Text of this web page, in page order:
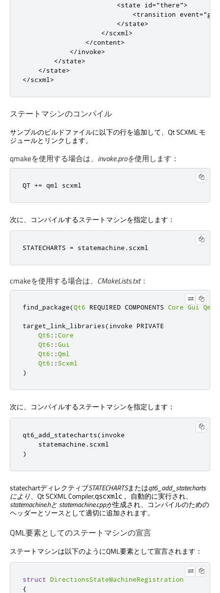
<state
id="there">
<transition event=
</state>
</scxml>
</content>
</invoke>
</state>
</state>
</scxml>
ステートマシンのコンパイル
サンプルのビルドファイルに以下の行を追加して、 Qt SCXMLモ
ジュールとリンクします。
qmakeを使用する場合は、 invoke.proを使用します：
QT += qml scxml
次に、コンパイルするステートマシンを指定します：
STATECHARTS = statemachine.scxml
cmakeを使用する場合は、 CMakeLists.txt：
find_package(Qt6 REQUIRED COMPONENTS Core Gui Qml
target_link_libraries(invoke PRIVATE
Qt6 ::Core
Qt6 ::Gui
Qt6 ::Qml
Qt6 :: Scxml
)
次に、コンパイルするステートマシンを指定します：
qt6_add_statecharts(invoke
    statemachine.scxml
)
statechartディレクティブSTATECHARTSまたはqt6_add_statecharts
により、 Qt SCXMLCompiler,qscxmlc 。自動的に実行され、
statemachine.hとstatemachine.cppが生成され、コンパイルのための
ヘッダーとソースとして適切に追加されます。
QML要素としてのステートマシンの宣言
ステートマシンは以下のようにQML要素として宣言されます：
struct DirectionsStateMachineRegistration
{